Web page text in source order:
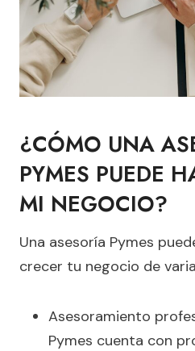
¿CÓMO UNA
PYMES PUEDE
MI NEGOCIO?
Una asesoría Pymes
crecer tu negocio de
Asesoramiento
Pymes cuenta con